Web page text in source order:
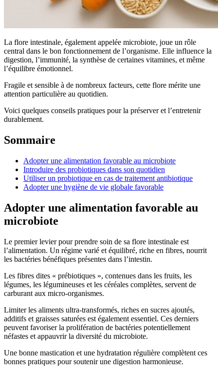
La flore intestinale, également appelée microbiote, joue un rôle
central dans le bon fonctionnement de l’organisme. Elle influence la
digestion, l’immunité, la synthèse de certaines vitamines, et même
l’équilibre émotionnel.
Fragile et sensible à de nombreux facteurs, cette flore mérite une
attention particulière au quotidien.
Voici quelques conseils pratiques pour la préserver et l’entretenir
durablement.
Sommaire
Adopter une alimentation favorable au microbiote
Introduire des probiotiques dans son quotidien
Utiliser un probiotique en cas de traitement antibiotique
Adopter une hygiène de vie globale favorable
Adopter une alimentation favorable au
microbiote
Le premier levier pour prendre soin de sa flore intestinale est
l’alimentation. Un régime varié et équilibré, riche en fibres, nourrit
les bactéries bénéfiques présentes dans l’intestin.
Les fibres dites « prébiotiques », contenues dans les fruits, les
légumes, les légumineuses et les céréales complètes, servent de
carburant aux micro-organismes.
Limiter les aliments ultra-transformés, riches en sucres ajoutés,
additifs et graisses saturées est également essentiel. Ces derniers
peuvent favoriser la prolifération de bactéries potentiellement
néfastes et appauvrir la diversité du microbiote.
Une bonne mastication et une hydratation régulière complètent ces
bonnes pratiques pour soutenir une digestion harmonieuse.